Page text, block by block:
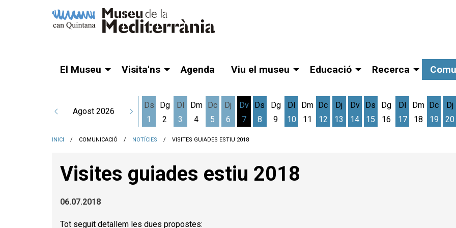
El Museu Visita'ns Agenda Viu el museu Educació Recerca
Agost 2026
Ds
1
Dg
2
Dl
3
Dm
4
Dc
5
Dj
6
Dv
7
Ds
8
Dg
9
Dl
10
Dm
11
Dc
12
Dj
13
Dv
14
Ds
15
Dg
16
Dl
17
Dm
18
Dc
19
Dj
20
INICI COMUNICACIÓ NOTÍCIES VISITES GUIADES ESTIU 2018
Visites guiades estiu 2018
06.07.2018
Tot seguit detallem les dues propostes: